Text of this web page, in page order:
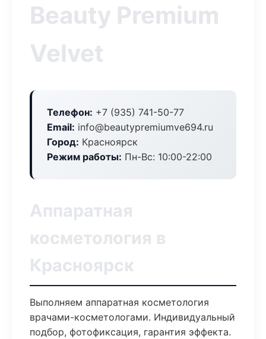
Beauty Premium
Velvet
Телефон: +7 (935) 741-50-77
Email: info@beautypremiumve694.ru
Город: Красноярск
Режим работы: Пн-Вс: 10:00-22:00
Аппаратная
косметология в
Красноярск
Выполняем аппаратная косметология
врачами-косметологами. Индивидуальный
подбор, фотофиксация, гарантия эффекта.